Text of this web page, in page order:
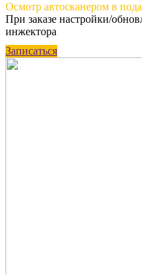
Осмотр автосканером в
При заказе настройки/
инжектора
Записаться